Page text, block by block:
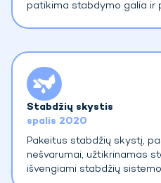
patikima stabdymo galia ir
Stabdžių skystis
spalis 2020
Pakeitus stabdžių skystį,
nešvarumai, užtikrinamas
išvengiami stabdžių